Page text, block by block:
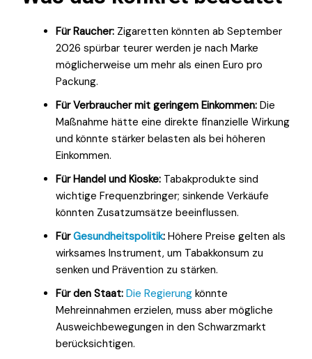
Für Raucher: Zigaretten könnten ab September
2026 spürbar teurer werden je nach Marke
möglicherweise um mehr als einen Euro pro
Packung.
Für Verbraucher mit geringem Einkommen: Die
Maßnahme hätte eine direkte finanzielle Wirkung
und könnte stärker belasten als bei höheren
Einkommen.
Für Handel und Kioske: Tabakprodukte sind
wichtige Frequenzbringer; sinkende Verkäufe
könnten Zusatzumsätze beeinflussen.
FürGesundheitspolitik: Höhere Preise gelten als
wirksames Instrument, um Tabakkonsum zu
senken und Prävention zu stärken.
Für den Staat: Die Regierung könnte
Mehreinnahmen erzielen, muss aber mögliche
Ausweichbewegungen in den Schwarzmarkt
berücksichtigen.